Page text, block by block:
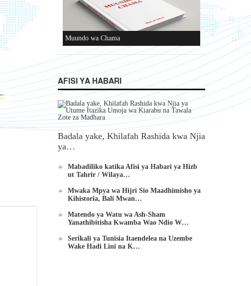
Muundo wa Chama
AFISI YA HABARI
Badala yake, Khilafah Rashida kwa Njia
ya…
Mabadiliko katika Afisi ya Habari ya Hizb
ut Tahrir / Wilaya…
Mwaka Mpya wa Hijri Sio Maadhimisho ya
Kihistoria, Bali Mwan…
Matendo ya Watu wa Ash-Sham
Yanathibitisha Kwamba Wao Ndio W…
Serikali ya Tunisia Itaendelea na Uzembe
Wake Hadi Lini na K…